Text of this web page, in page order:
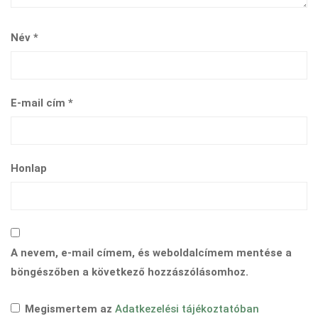
Név *
E-mail cím *
Honlap
A nevem, e-mail címem, és weboldalcímem mentése a
böngészőben a következő hozzászólásomhoz.
Megismertem az Adatkezelési tájékoztatóban